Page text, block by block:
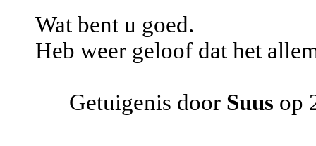
Wat bent u goed.
Heb weer geloof dat het
Getuigenis door Suus op